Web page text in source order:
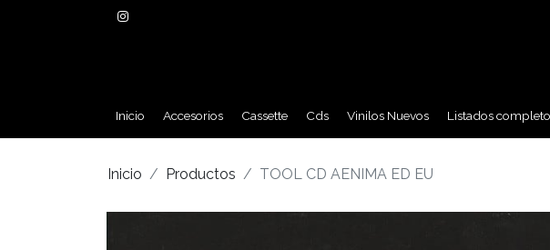
Inicio Accesorios Cassette Cds Vinilos Nuevos Listados
Inicio Productos TOOL CD AENIMA ED EU